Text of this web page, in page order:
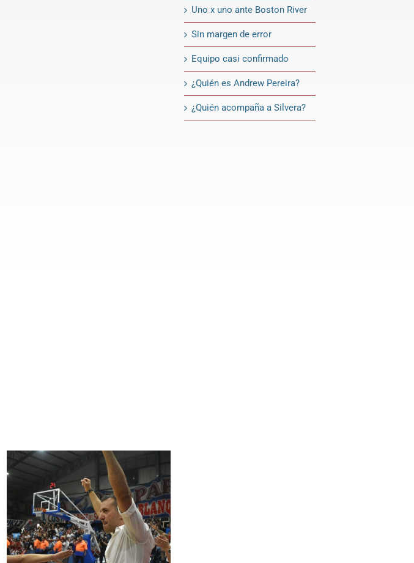
Uno x uno ante Boston River
Sin margen de error
Equipo casi confirmado
¿Quién es Andrew Pereira?
¿Quién acompaña a Silvera?